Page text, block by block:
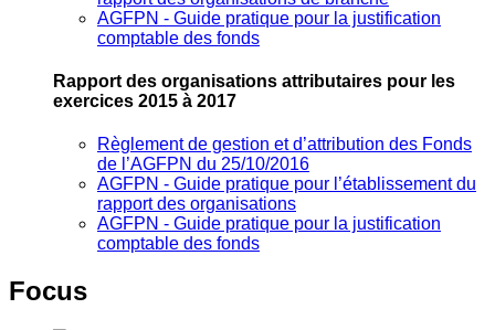
AGFPN ‐ Guide pratique pour la justification
comptable des fonds
Rapport des organisations attributaires pour les
exercices 2015 à 2017
Règlement de gestion et d’attribution des Fonds
de l’AGFPN du 25/10/2016
AGFPN ‐ Guide pratique pour l’établissement du
rapport des organisations
AGFPN ‐ Guide pratique pour la justification
comptable des fonds
Focus